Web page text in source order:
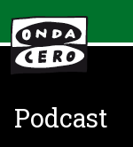
Podcast